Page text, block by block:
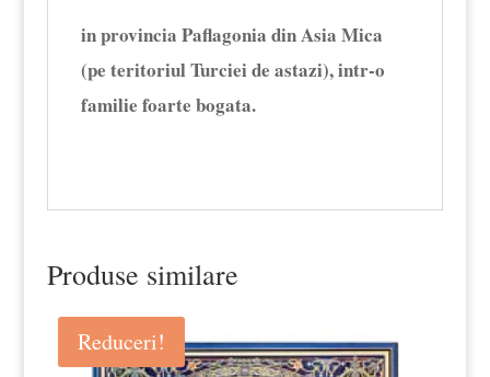
in provincia Paflagonia din Asia Mica
(pe teritoriul Turciei de astazi), intr-o
familie foarte bogata.
Produse similare
Reduceri!